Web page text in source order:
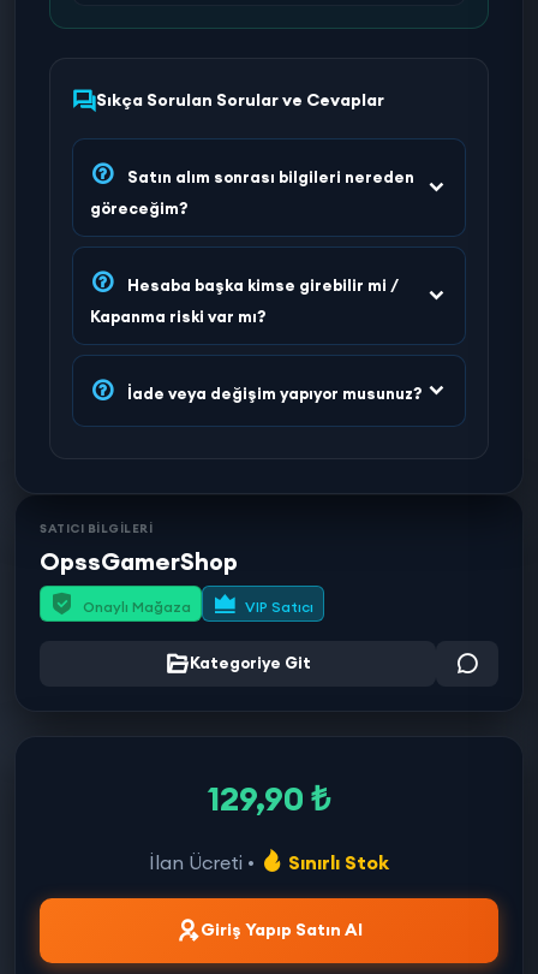
Sıkça Sorulan Sorular ve Cevaplar
Satın alım sonrası bilgileri nereden
göreceğim?
Hesaba başka kimse girebilir mi /
Kapanma riski var mı?
İade veya değişim yapıyor musunuz?
SATICI BİLGİLERİ
OpssGamerShop
Onaylı Mağaza VIP Satıcı
Kategoriye Git
129,90 ₺
İlan Ücreti • Sınırlı Stok
Giriş Yapıp Satın Al